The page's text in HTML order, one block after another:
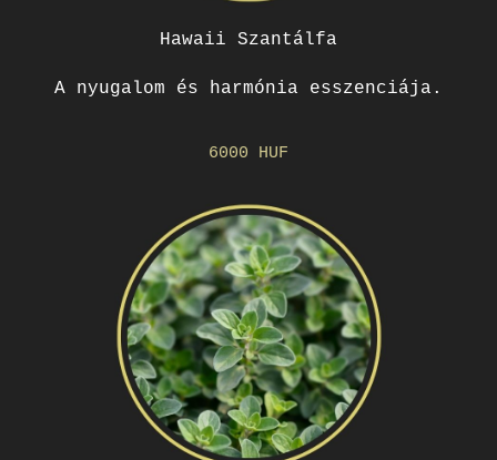
Hawaii Szantálfa
A nyugalom és harmónia esszenciája.
6000 HUF